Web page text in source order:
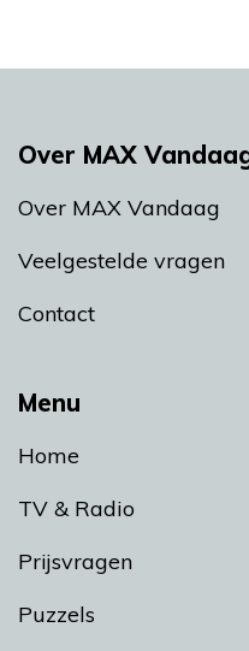
Menu
Home
TV & Radio
Prijsvragen
Puzzels
Over MAX
Over MAX Vandaag
Veelgestelde vragen
Contact